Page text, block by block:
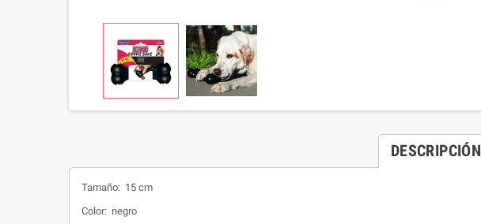
DESCRIPCIÓN
Tamaño: 15 cm
Color: negro